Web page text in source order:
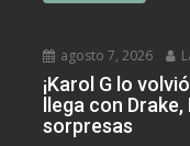
agosto 7, 2026
¡Karol G lo
llega con
sorpresas